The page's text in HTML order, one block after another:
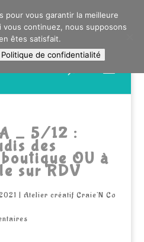
SO WATT À SAINT ANDRÉ OU
LILLOISE
_ 5/12 :
des
OU à
sur RDV
| Atelier créatif Craie'N Co
pour vous garantir la meilleure
continuez, nous supposons
êtes satisfait.
Politique de confidentialité